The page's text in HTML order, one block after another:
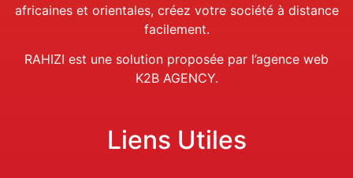
africaines et orientales, créez votre société à distance
facilement.
RAHIZI est une solution proposée par l’agence web
K2B AGENCY.
Liens Utiles